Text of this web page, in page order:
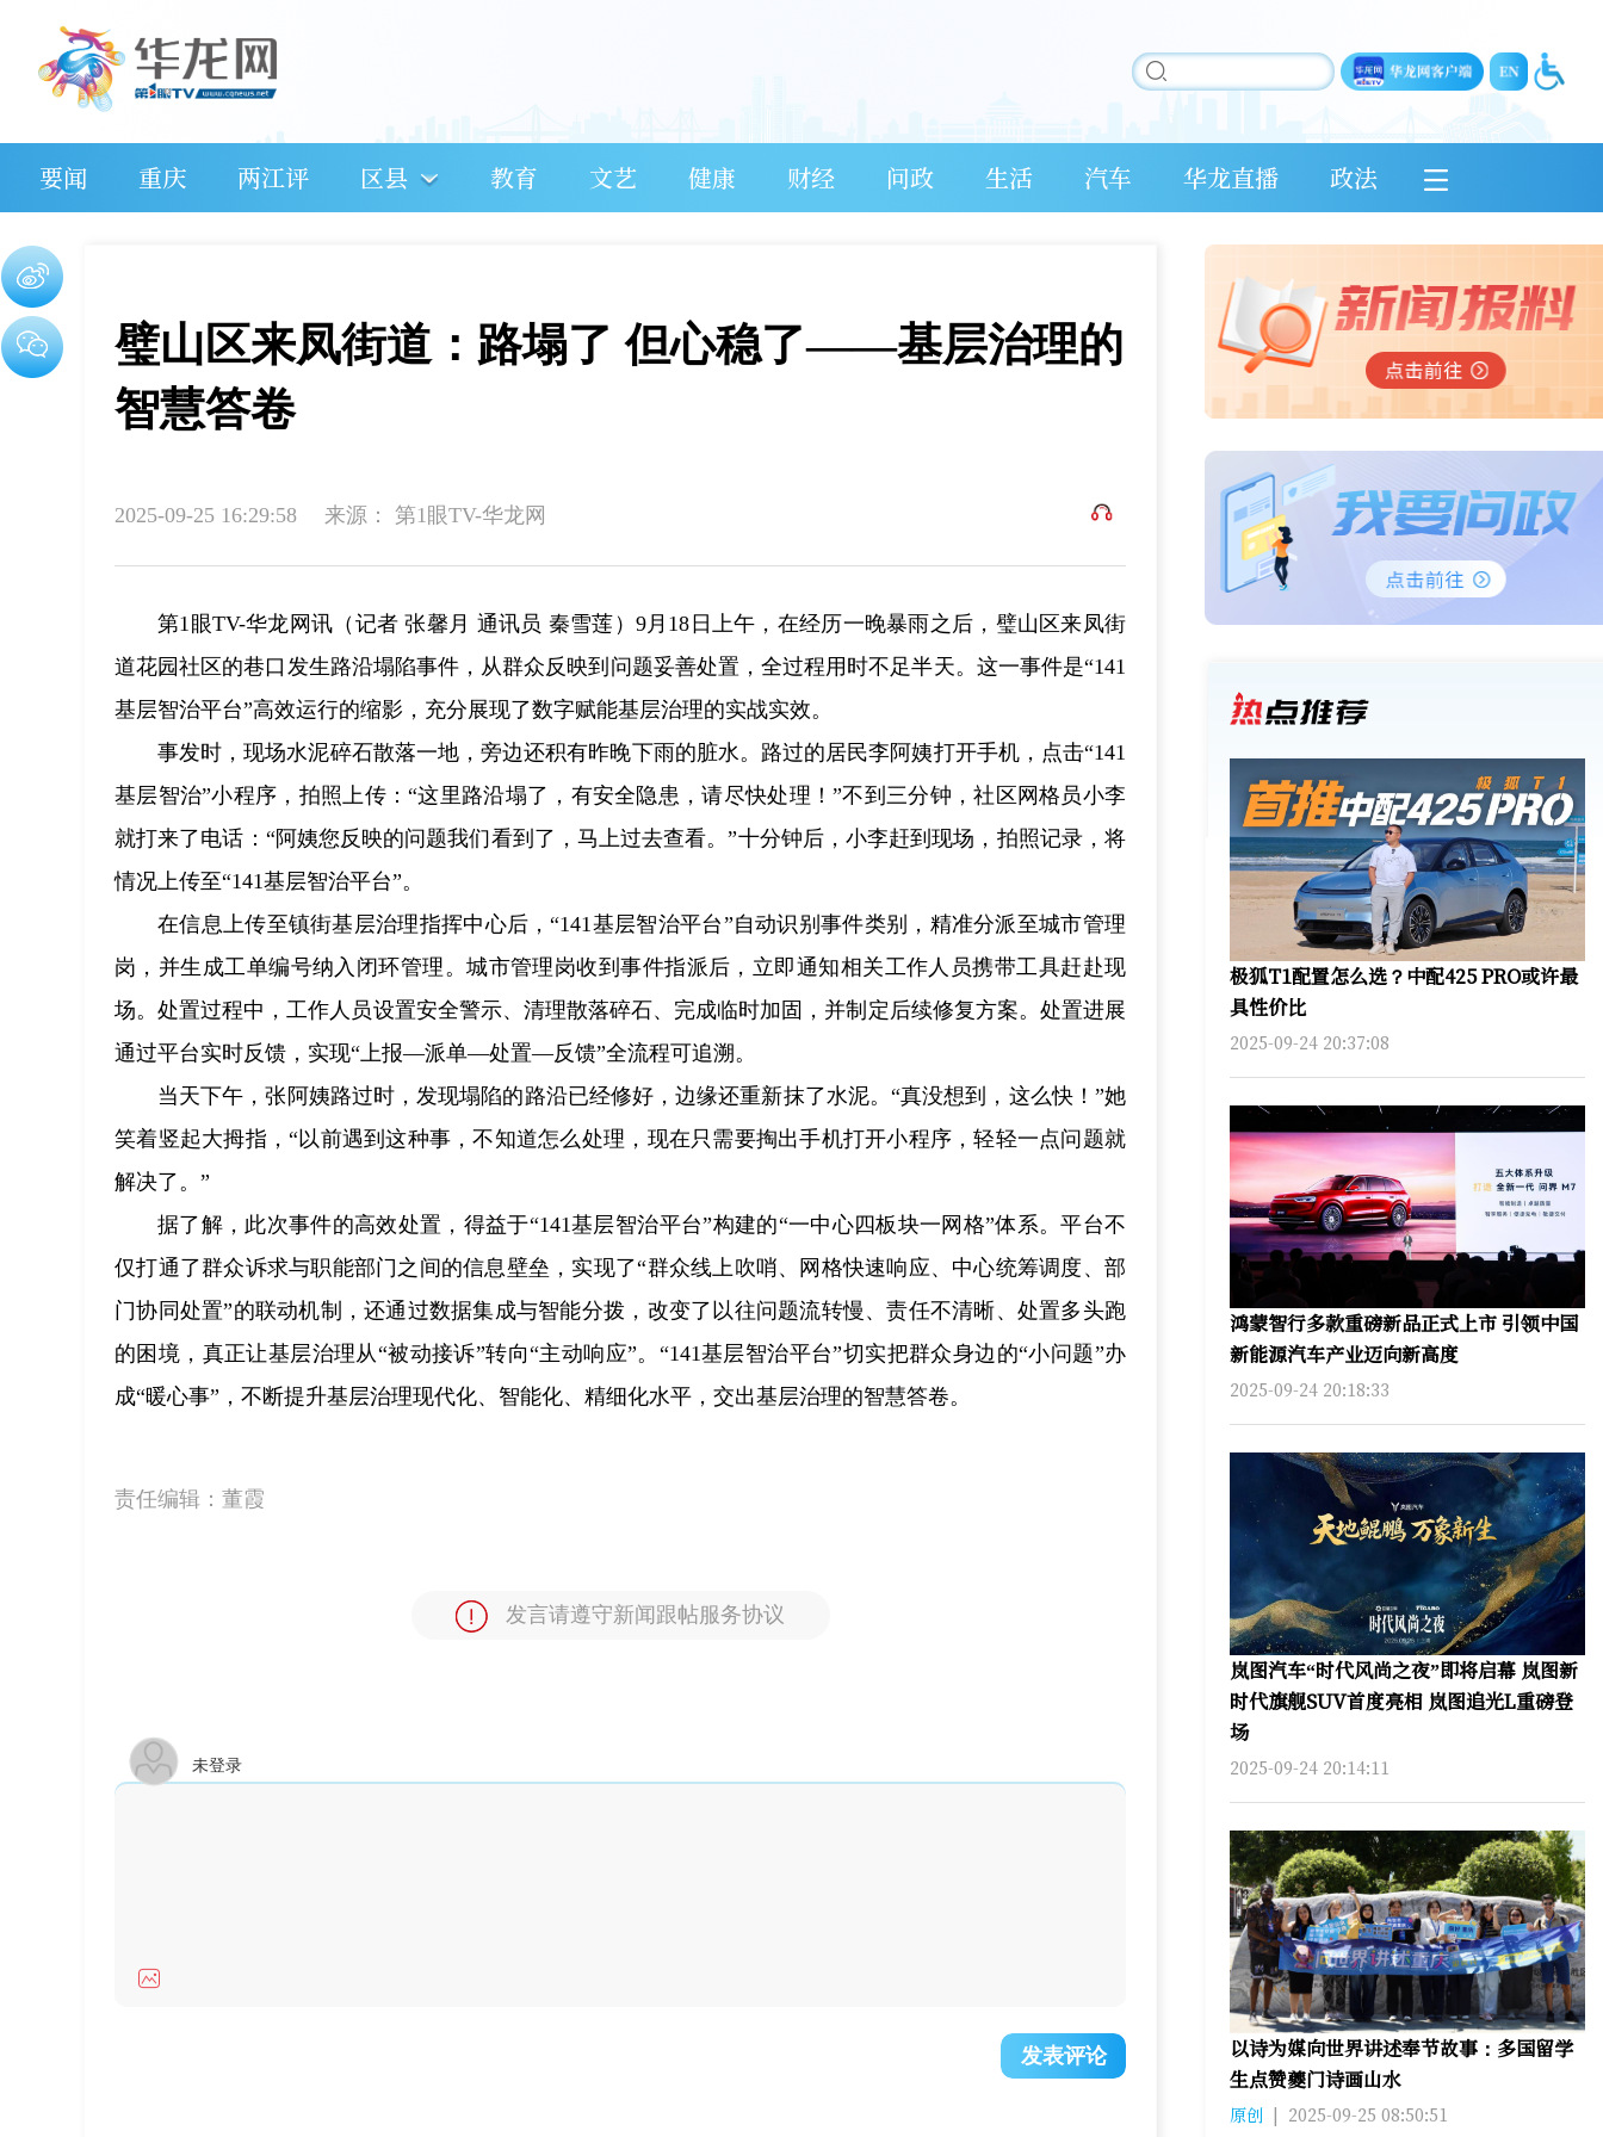
要闻 重庆 两江评 区县 教育 文艺 健康 财经 问政 生活 汽车 华龙直播 政法
璧山区来凤街道：路塌了 但心稳了——基层治理的
智慧答卷
2025-09-25 16:29:58 来源： 第1眼TV-华龙网
第1眼TV-华龙网讯（记者 张馨月 通讯员 秦雪莲）9月18日上午，在经历一晚暴雨之后，璧山区来凤街
道花园社区的巷口发生路沿塌陷事件，从群众反映到问题妥善处置，全过程用时不足半天。这一事件是“141
基层智治平台”高效运行的缩影，充分展现了数字赋能基层治理的实战实效。
事发时，现场水泥碎石散落一地，旁边还积有昨晚下雨的脏水。路过的居民李阿姨打开手机，点击“141
基层智治”小程序，拍照上传：“这里路沿塌了，有安全隐患，请尽快处理！”不到三分钟，社区网格员小李
就打来了电话：“阿姨您反映的问题我们看到了，马上过去查看。”十分钟后，小李赶到现场，拍照记录，将
情况上传至“141基层智治平台”。
在信息上传至镇街基层治理指挥中心后，“141基层智治平台”自动识别事件类别，精准分派至城市管理
岗，并生成工单编号纳入闭环管理。城市管理岗收到事件指派后，立即通知相关工作人员携带工具赶赴现
场。处置过程中，工作人员设置安全警示、清理散落碎石、完成临时加固，并制定后续修复方案。处置进展
通过平台实时反馈，实现“上报—派单—处置—反馈”全流程可追溯。
当天下午，张阿姨路过时，发现塌陷的路沿已经修好，边缘还重新抹了水泥。“真没想到，这么快！”她
笑着竖起大拇指，“以前遇到这种事，不知道怎么处理，现在只需要掏出手机打开小程序，轻轻一点问题就
解决了。”
据了解，此次事件的高效处置，得益于“141基层智治平台”构建的“一中心四板块一网格”体系。平台不
仅打通了群众诉求与职能部门之间的信息壁垒，实现了“群众线上吹哨、网格快速响应、中心统筹调度、部
门协同处置”的联动机制，还通过数据集成与智能分拨，改变了以往问题流转慢、责任不清晰、处置多头跑
的困境，真正让基层治理从“被动接诉”转向“主动响应”。“141基层智治平台”切实把群众身边的“小问题”办
成“暖心事”，不断提升基层治理现代化、智能化、精细化水平，交出基层治理的智慧答卷。
责任编辑： 董霞
发言请遵守新闻跟帖服务协议
未登录
发表评论
极狐T1配置怎么选？中配425 PRO或许最
具性价比
2025-09-24 20:37:08
鸿蒙智行多款重磅新品正式上市 引领中国
新能源汽车产业迈向新高度
2025-09-24 20:18:33
岚图汽车“时代风尚之夜”即将启幕 岚图新
时代旗舰SUV首度亮相 岚图追光L重磅登
场
2025-09-24 20:14:11
以诗为媒向世界讲述奉节故事：多国留学
生点赞夔门诗画山水
原创 | 2025-09-25 08:50:51